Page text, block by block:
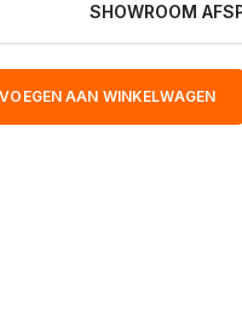
SHOWROOM
AAN WINKELWAGEN